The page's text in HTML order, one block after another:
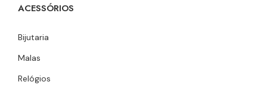
ACESSÓRIOS
Bijutaria
Malas
Relógios